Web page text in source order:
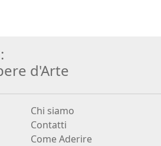
d'Arte
Chi siamo
Contatti
Come Aderire